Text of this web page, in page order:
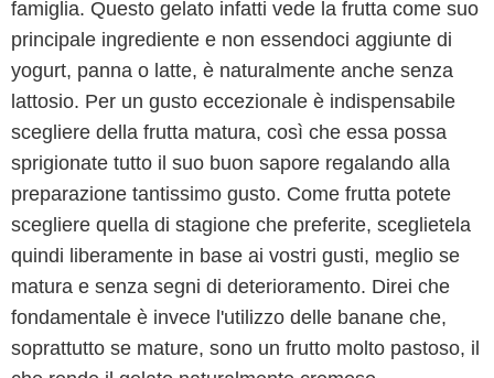
famiglia. Questo gelato infatti vede la frutta come suo
principale ingrediente e non essendoci aggiunte di
yogurt, panna o latte, è naturalmente anche senza
lattosio. Per un gusto eccezionale è indispensabile
scegliere della frutta matura, così che essa possa
sprigionate tutto il suo buon sapore regalando alla
preparazione tantissimo gusto. Come frutta potete
scegliere quella di stagione che preferite, sceglietela
quindi liberamente in base ai vostri gusti, meglio se
matura e senza segni di deterioramento. Direi che
fondamentale è invece l'utilizzo delle banane che,
soprattutto se mature, sono un frutto molto pastoso, il